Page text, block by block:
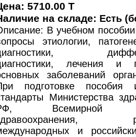
5710.00 T
на складе: Есть
В учебном
этиологии,
лечения и
заболеваний
подготовке пособия
Министерства
Всемирной
и